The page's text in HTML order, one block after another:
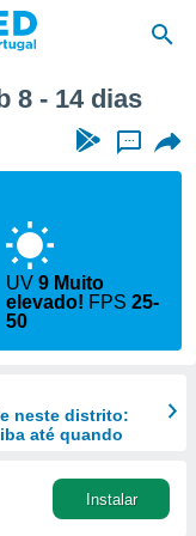
8 - 14 dias
...
UV9 Muito
elevado! FPS25-
50
neste distrito:
até quando
Instalar